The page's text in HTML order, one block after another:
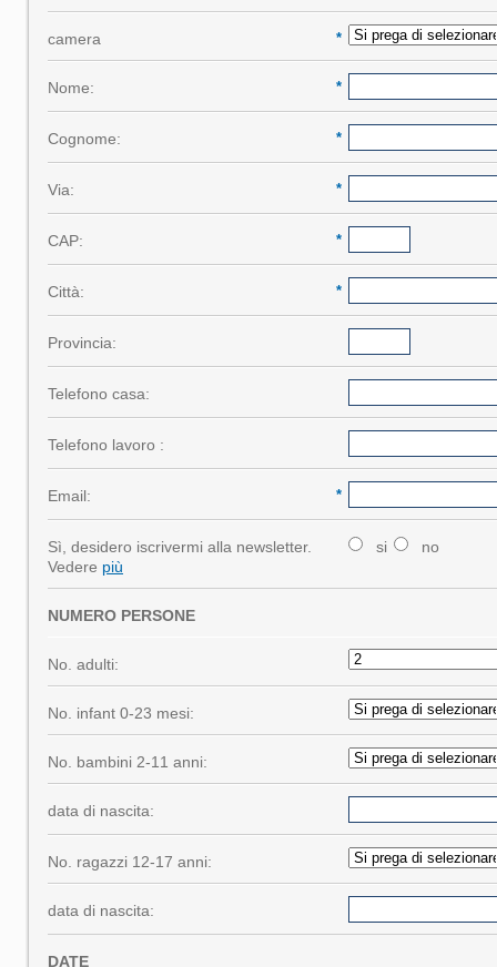
*
camera
*
Nome:
*
Cognome:
*
Via:
*
CAP:
*
Città:
Provincia:
Telefono casa:
Telefono lavoro :
*
Email:
Sì, desidero iscrivermi alla newsletter.
Vedere più
si no
NUMERO PERSONE
No. adulti:
No. infant 0-23 mesi:
No. bambini 2-11 anni:
data di nascita:
No. ragazzi 12-17 anni:
data di nascita:
DATE